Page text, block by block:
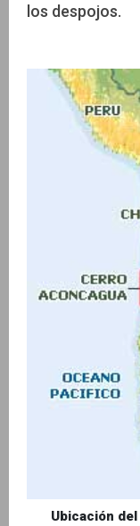
los despojos.
Ubicación